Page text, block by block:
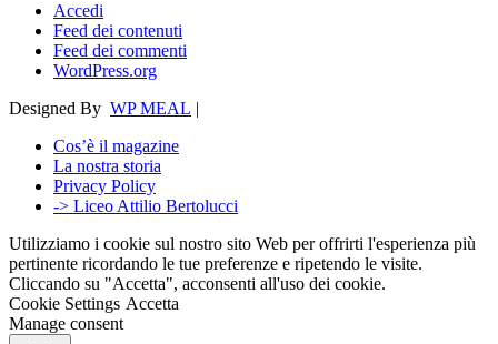
Accedi
Feed dei contenuti
Feed dei commenti
WordPress.org
Designed By WP MEAL |
Cos’è il magazine
La nostra storia
Privacy Policy
-> Liceo Attilio Bertolucci
Utilizziamo i cookie sul nostro sito Web per offrirti l'esperienza più
pertinente ricordando le tue preferenze e ripetendo le visite.
Cliccando su "Accetta", acconsenti all'uso dei cookie.
Cookie Settings Accetta
Manage consent